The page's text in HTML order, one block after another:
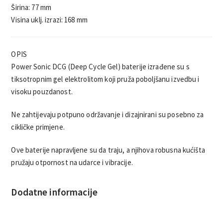
Širina: 77 mm
Visina uklj. izrazi: 168 mm
OPIS
Power Sonic DCG (Deep Cycle Gel) baterije izrađene su s
tiksotropnim gel elektrolitom koji pruža poboljšanu izvedbu i
visoku pouzdanost.
Ne zahtijevaju potpuno održavanje i dizajnirani su posebno za
cikličke primjene.
Ove baterije napravljene su da traju, a njihova robusna kućišta
pružaju otpornost na udarce i vibracije.
Dodatne informacije